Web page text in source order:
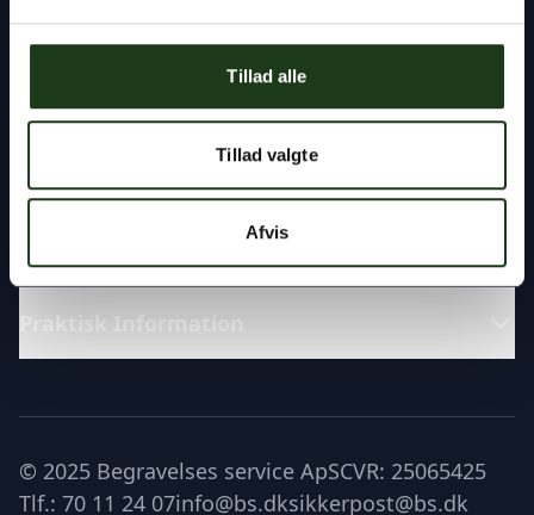
Tillad alle
Tillad valgte
Afvis
Katalog
Læs om
Praktisk Information
© 2025 Begravelses service ApSCVR: 25065425
Tlf.: 70 11 24 07info@bs.dksikkerpost@bs.dk